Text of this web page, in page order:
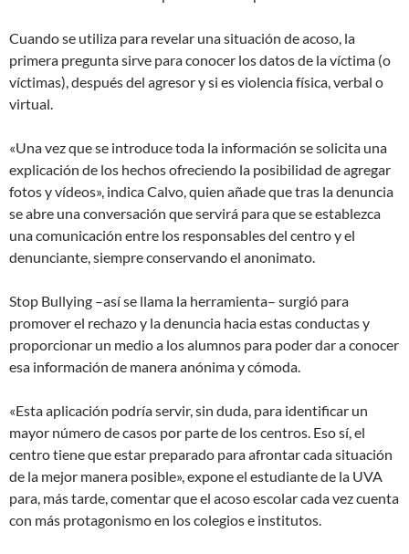
Cuando se utiliza para revelar una situación de acoso, la
primera pregunta sirve para conocer los datos de la víctima (o
víctimas), después del agresor y si es violencia física, verbal o
virtual.
«Una vez que se introduce toda la información se solicita una
explicación de los hechos ofreciendo la posibilidad de agregar
fotos y vídeos», indica Calvo, quien añade que tras la denuncia
se abre una conversación que servirá para que se establezca
una comunicación entre los responsables del centro y el
denunciante, siempre conservando el anonimato.
Stop Bullying –así se llama la herramienta– surgió para
promover el rechazo y la denuncia hacia estas conductas y
proporcionar un medio a los alumnos para poder dar a conocer
esa información de manera anónima y cómoda.
«Esta aplicación podría servir, sin duda, para identificar un
mayor número de casos por parte de los centros. Eso sí, el
centro tiene que estar preparado para afrontar cada situación
de la mejor manera posible», expone el estudiante de la UVA
para, más tarde, comentar que el acoso escolar cada vez cuenta
con más protagonismo en los colegios e institutos.